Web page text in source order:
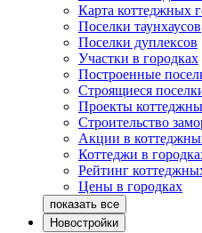
Карта коттеджных
Поселки таунхаусов
Поселки дуплексов
Участки в городках
Построенные
Строящиеся
Проекты
Строительство
Акции в
Коттеджи в
Рейтинг
Цены в городках
Новостройки